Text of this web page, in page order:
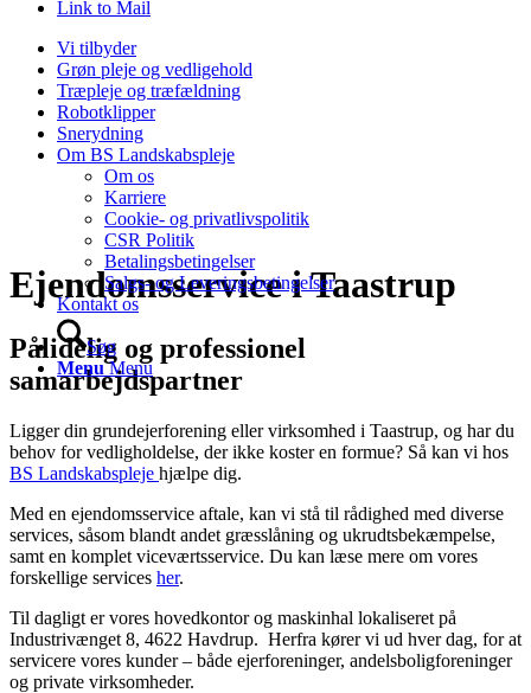
Link to Mail
Vi tilbyder
Grøn pleje og vedligehold
Træpleje og træfældning
Robotklipper
Snerydning
Om BS Landskabspleje
Om os
Karriere
Cookie- og privatlivspolitik
CSR Politik
Betalingsbetingelser
Salgs- og Leveringsbetingelser
Kontakt os
Søg
Menu Menu
Ejendomsservice i Taastrup
Pålidelig og professionel
samarbejdspartner
Ligger din grundejerforening eller virksomhed i Taastrup, og har du
behov for vedligholdelse, der ikke koster en formue? Så kan vi hos
BS Landskabspleje hjælpe dig.
Med en ejendomsservice aftale, kan vi stå til rådighed med diverse
services, såsom blandt andet græsslåning og ukrudtsbekæmpelse,
samt en komplet viceværtsservice. Du kan læse mere om vores
forskellige services her.
Til dagligt er vores hovedkontor og maskinhal lokaliseret på
Industrivænget 8, 4622 Havdrup. Herfra kører vi ud hver dag, for at
servicere vores kunder – både ejerforeninger, andelsboligforeninger
og private virksomheder.